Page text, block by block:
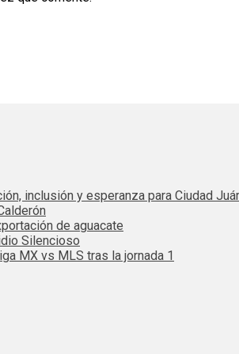
inclusión y esperanza para Ciudad
de aguacate
Silencioso
MX vs MLS tras la jornada 1